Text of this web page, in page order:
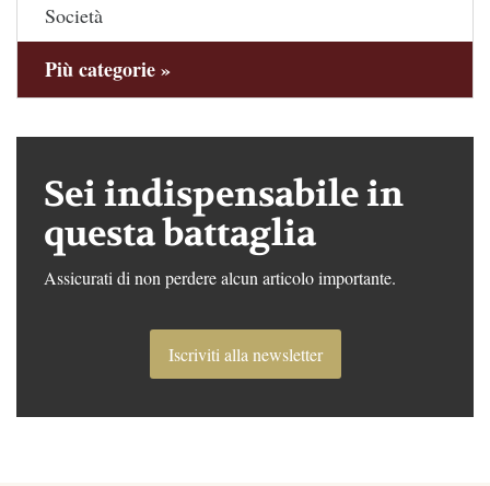
Società
Più categorie »
Sei indispensabile in
questa battaglia
Assicurati di non perdere alcun articolo importante.
Iscriviti alla newsletter